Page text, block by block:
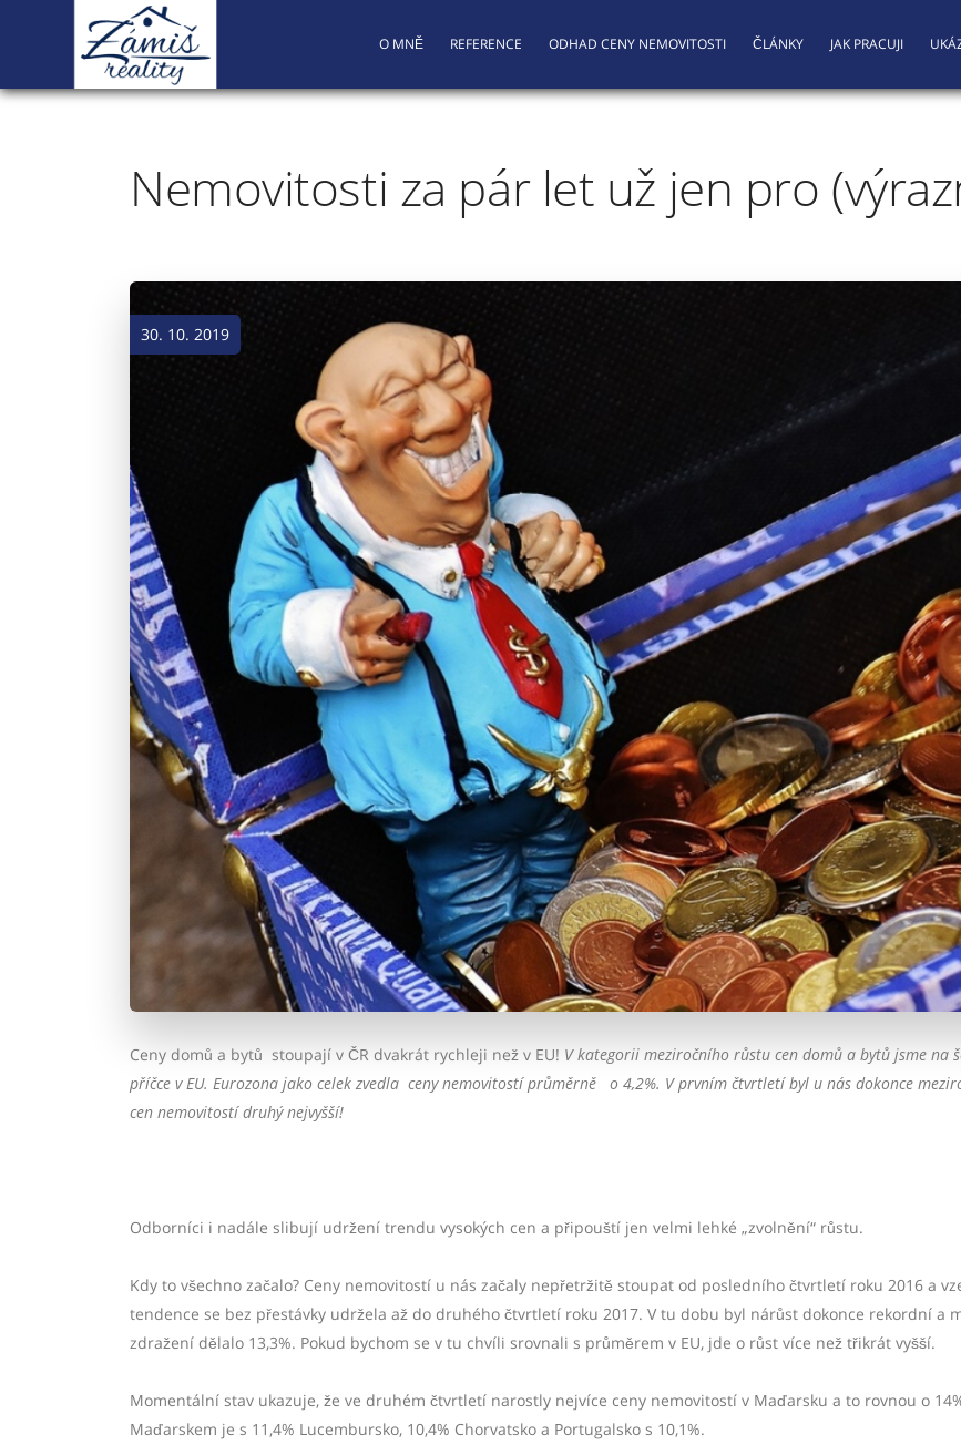
O MNĚ REFERENCE ODHAD CENY NEMOVITOSTI ČLÁNKY JAK PRACUJI
Nemovitosti za pár let už jen pro
30. 10. 2019
Ceny domů a bytů stoupají v ČR dvakrát rychleji než v EU! V kategorii meziročního růstu cen domů a bytů jsme na
příčce v EU. Eurozona jako celek zvedla ceny nemovitostí průměrně
o 4,2%. V prvním čtvrtletí byl u nás dokonce
cen nemovitostí druhý nejvyšší!
Odborníci i nadále slibují udržení trendu vysokých cen a připouští jen velmi lehké „zvolnění“ růstu.
Kdy to všechno začalo? Ceny nemovitostí u nás začaly nepřetržitě stoupat od posledního čtvrtletí roku 2016 a
tendence se bez přestávky udržela až do druhého čtvrtletí roku 2017. V tu dobu byl nárůst dokonce rekordní a
zdražení dělalo 13,3%. Pokud bychom se v tu chvíli srovnali s průměrem v EU, jde o růst více než třikrát vyšší.
Momentální stav ukazuje, že ve druhém čtvrtletí narostly nejvíce ceny nemovitostí v Maďarsku a to rovnou o
Maďarskem je s 11,4% Lucembursko, 10,4% Chorvatsko a Portugalsko s 10,1%.